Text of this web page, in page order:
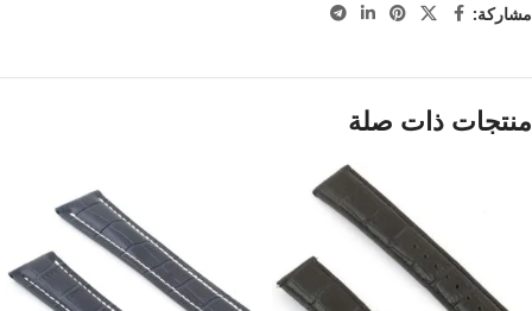
مشاركة:
منتجات ذات صلة